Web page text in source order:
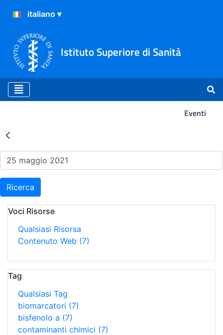
Istituto Superiore di Sanità
Eventi
Risultati della Ricerca -
Ricerca
Voci Risorse
Qualsiasi Risorsa
Contenuto Web (7)
Tag
Qualsiasi Tag
biomarcatori (7)
bisfenolo a (7)
contaminanti chimici (7)